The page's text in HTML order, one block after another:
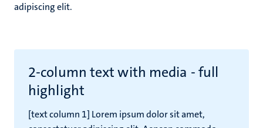
adipiscing elit.
2-column text with media - full
highlight
[text column 1] Lorem ipsum dolor sit amet,